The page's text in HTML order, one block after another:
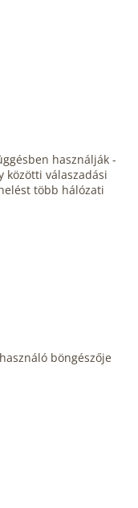
használják -
közötti válaszadási
több hálózati
böngészője